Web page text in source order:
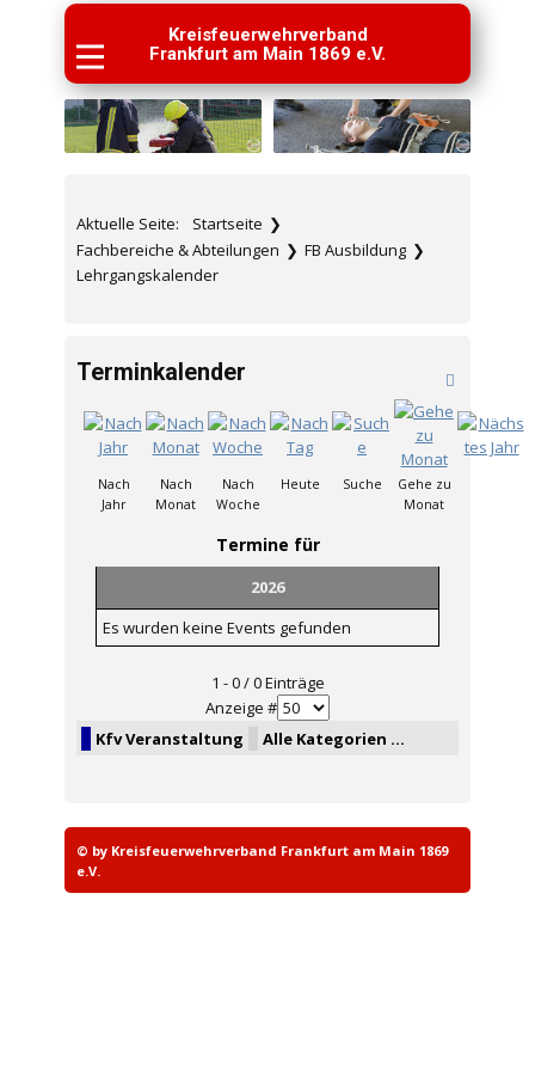
Kreisfeuerwehrverband
Frankfurt am Main 1869 e.V.
Aktuelle Seite: Startseite ❯
Fachbereiche & Abteilungen ❯ FB Ausbildung ❯
Lehrgangskalender
Terminkalender
Nach
Jahr
Nach
Monat
Nach
Woche
Heute Suche
Gehe zu
Monat
Termine für
2026
Es wurden keine Events gefunden
Limite der Paginierungsliste
1 - 0 / 0 Einträge
Anzeige #
Kfv Veranstaltung
Alle Kategorien ...
© by Kreisfeuerwehrverband Frankfurt am Main 1869
e.V.